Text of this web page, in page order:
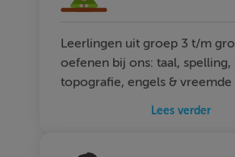
Leerlingen uit groep 3 t/m
oefenen bij ons: taal, spelling,
topografie, engels & vreemde
Lees verder